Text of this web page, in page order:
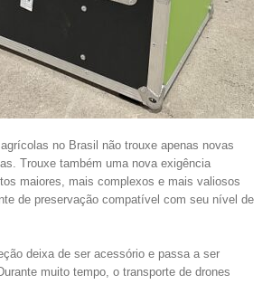
no Brasil não trouxe apenas novas
Trouxe também uma nova exigência
maiores, mais complexos e mais valiosos
de preservação compatível com seu nível de
deixa de ser acessório e passa a ser
muito tempo, o transporte de drones